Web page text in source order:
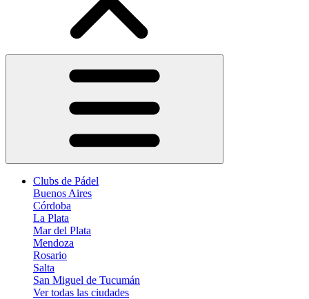
Clubs de Pádel
Buenos Aires
Córdoba
La Plata
Mar del Plata
Mendoza
Rosario
Salta
San Miguel de Tucumán
Ver todas las ciudades